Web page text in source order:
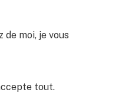
de moi, je vous
tout.